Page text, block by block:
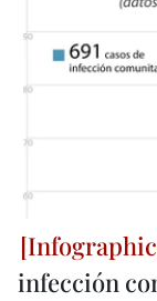
infección